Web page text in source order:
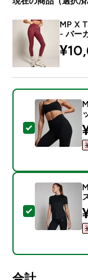
MP X
- バー
この商品を
この商品